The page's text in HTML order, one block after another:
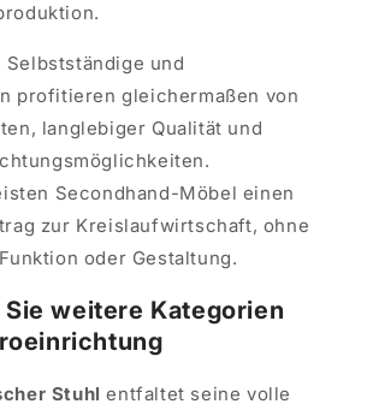
Selbstständige und
profitieren gleichermaßen von
langlebiger Qualität und
Secondhand-Möbel einen
zur Kreislaufwirtschaft, ohne
oder Gestaltung.
weitere Kategorien
Stuhlentfaltet seine volle